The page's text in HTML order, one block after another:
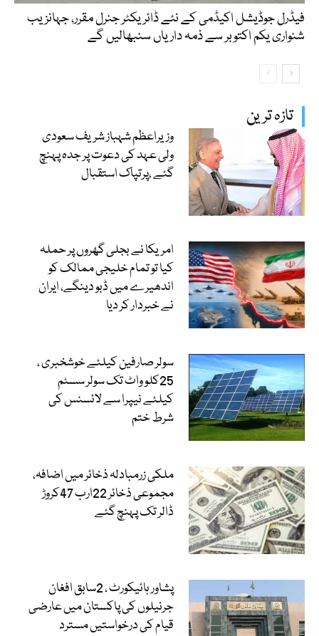
تازہ ترین
وزیراعظم شہباز شریف سعودی
ولی عہد کی دعوت پر جدہ پہنچ
گئے ،پرتپاک استقبال
امریکا نے بجلی گھروں پر حملہ
کیا تو تمام خلیجی ممالک کو
اندھیرے میں ڈبو دینگے، ایران
نے خبردار کر دیا
سولر صارفین کیلئے خوشخبری ،
25کلو واٹ تک سولر سسٹم
کیلئے نیپرا سے لائسنس کی
شرط ختم
ملکی زرمبادلہ ذخائر میں اضافہ،
مجموعی ذخائر 22ارب 47کروڑ
ڈالر تک پہنچ گئے
پشاور ہائیکورٹ ، 2سابق افغان
جرنیلوں کی پاکستان میں عارضی
قیام کی درخواستیں مسترد
فیڈرل جوڈیشل اکیڈمی کے نئے ڈائریکٹر جنرل مقرر، جہانزیب
شنواری یکم اکتوبر سے ذمہ داریاں سنبھالیں گے